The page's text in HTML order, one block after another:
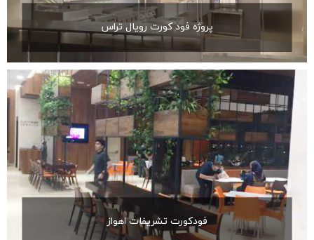
پروژه فود کورت رویال تراس
فودکورت تشریفات اهواز